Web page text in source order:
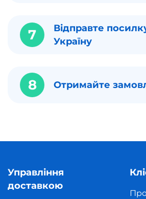
7
Відправте
Україну
8 Отримайте
Управління
доставкою